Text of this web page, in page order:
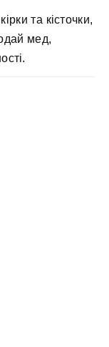
та кісточки,
мед,